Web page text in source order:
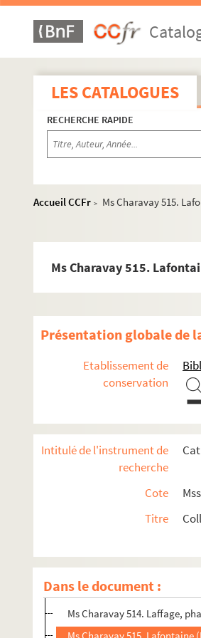
LES CATALOGUES
RECHERCHE RAPIDE
Accueil CCFr >
Ms Charavay 515.
Ms Charavay 515.
Présentation globale de
Etablissement de
conservation
Intitulé de l'instrument de
recherche
Cote
Titre
Dans le document :
Ms Charavay 487. Jal
Ms Charavay 488. Janez,
Ms Charavay 489. Janin de
Ms Charavay 490. Janmot
Ms Charavay 491. Jars
Ms Charavay 492. Jayr
Ms Charavay 493.
Ms Charavay 494. Jolyclerc
Ms Charavay 498. Jordan
Ms Charavay 501. Jussieu
Ms Charavay 503. Jussieu
Ms Charavay 504. Jussieu
Ms Charavay 506. Jussieu
Ms Charavay 507. Jussieu
Ms Charavay 509.
Ms Charavay 510. Lablée,
Ms Charavay 512. Lacroix
Ms Charavay 513. Laferrière
Ms Charavay 514. Laffage,